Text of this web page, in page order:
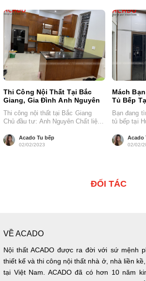
Thi Công Nội Thất Tại Bắc
Giang, Gia Đình Anh Nguyên
Thi công nội thất tại Bắc Giang
Chủ đầu tư: Anh Nguyên Chất liệu:
Acado Tu bếp
02/02/2023
Mách
Tủ Bếp
acado.vn
Bạn đang
tủ bếp tại
Acado
02/02/
ĐỐI TÁC
VỀ ACADO
Nội thất ACADO được ra đời với sứ mệnh
thiết kế và thi công nội thất nhà ở, nhà liền
tại Việt Nam. ACADO đã có hơn 10 năm